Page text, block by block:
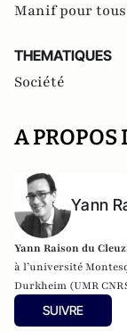
Manif pour
THEMATIQUES
Société
A PROPOS
Yann
Yann Raison du
à l’université
Durkheim (UMR
religieuse dans
années 1970 a reçu
SUIVRE